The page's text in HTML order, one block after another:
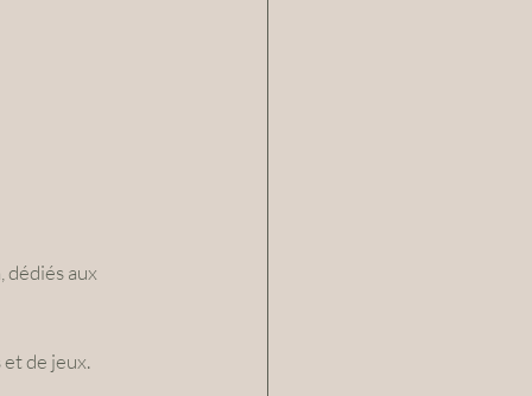
dédiés aux
de jeux.